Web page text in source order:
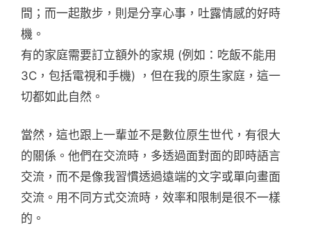
間；而一起散步，則是分享心事，吐露情感的好時
機。
有的家庭需要訂立額外的家規 (例如：吃飯不能用
3C，包括電視和手機) ，但在我的原生家庭，這一
切都如此自然。
當然，這也跟上一輩並不是數位原生世代，有很大
的關係。他們在交流時，多透過面對面的即時語言
交流，而不是像我習慣透過遠端的文字或單向畫面
交流。用不同方式交流時，效率和限制是很不一樣
的。